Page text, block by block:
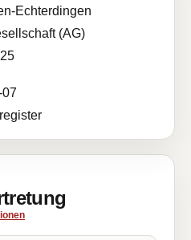
Echterdingen
(AG)